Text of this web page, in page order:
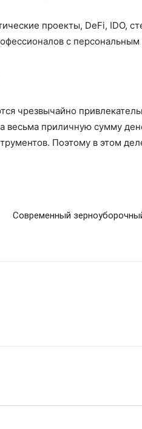
проекты, DeFi, IDO,
с персональным
чрезвычайно
приличную сумму
Поэтому в этом
Современный